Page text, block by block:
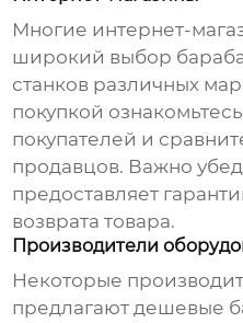
Многие интернет-
широкий выбор
станков различных
покупкой
покупателей и
продавцов. Важно
предоставляет
возврата товара.
Производители
Некоторые
предлагаютдешевые